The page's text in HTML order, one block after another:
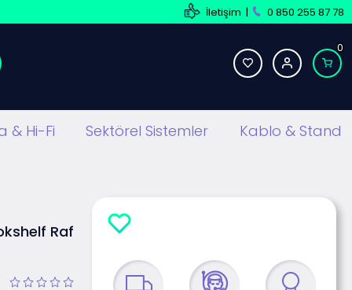
İletişim | 0 850 255 87 78
0
& Hi-Fi Sektörel Sistemler Kablo & Stand
Raf